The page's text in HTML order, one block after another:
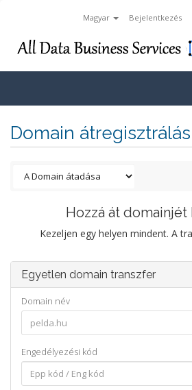
Magyar Bejelentkezés
Domain átregisztrálás
Hozzá át domainjét
Kezeljen egy helyen mindent. A
Egyetlen domain transzfer
Domain név
Engedélyezési kód